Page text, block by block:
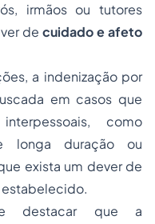
irmãos ou tutores
decuidado e afeto
a indenização por
em casos que
como
longa duração ou
exista um dever de
estabelecido.
destacar que a